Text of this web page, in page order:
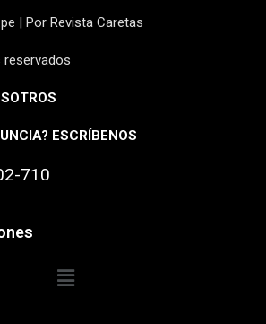
| Por Revista Caretas
ESCRÍBENOS
710